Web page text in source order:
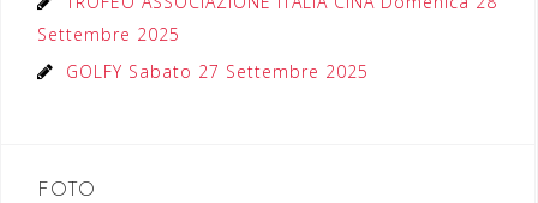
Settembre 2025
GOLFY Sabato 27 Settembre 2025
FOTO